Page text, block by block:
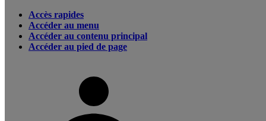
Accès rapides
Accéder au menu
Accéder au contenu principal
Accéder au pied de page